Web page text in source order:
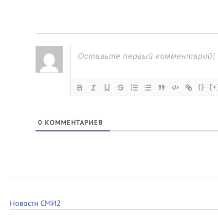
{}
0 КОММЕНТАРИЕВ
Новости СМИ2